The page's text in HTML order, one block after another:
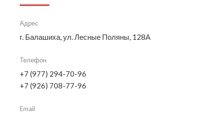
Адрес
г. Балашиха, ул. Лесные Поляны, 128А
Телефон
+7 (977) 294-70-96
+7 (926) 708-77-96
Email